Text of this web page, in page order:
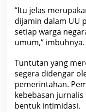
“Itu jelas
dijamin dalam UU
setiap warga
umum,” imbuhnya.
Tuntutan yang
segera didengar
pemerintahan.
kebebasan
bentuk intimidasi.